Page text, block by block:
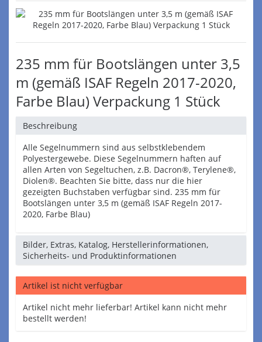
235 mm für Bootslängen unter 3,5
m (gemäß ISAF Regeln 2017-2020,
Farbe Blau) Verpackung 1 Stück
Beschreibung
Alle Segelnummern sind aus selbstklebendem
Polyestergewebe. Diese Segelnummern haften auf
allen Arten von Segeltuchen, z.B. Dacron®, Terylene®,
Diolen®. Beachten Sie bitte, dass nur die hier
gezeigten Buchstaben verfügbar sind. 235 mm für
Bootslängen unter 3,5 m (gemäß ISAF Regeln 2017-
2020, Farbe Blau)
Bilder, Extras, Katalog, Herstellerinformationen,
Sicherheits- und Produktinformationen
Artikel ist nicht verfügbar
Artikel nicht mehr lieferbar! Artikel kann nicht mehr
bestellt werden!